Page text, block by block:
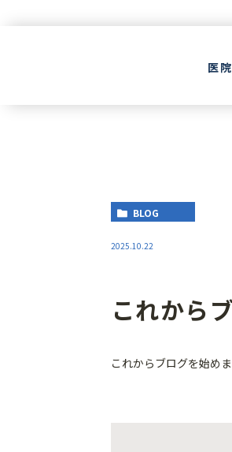
医
BLOG
2025.10.22
これから
これからブログを始めま